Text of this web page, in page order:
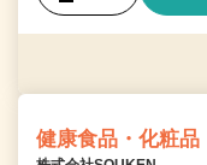
健康食品・化粧